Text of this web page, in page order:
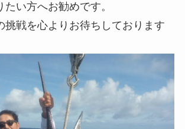
たい方へお勧めです。
挑戦を心よりお待ちしております